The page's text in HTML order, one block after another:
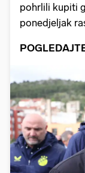
pohrlili kupiti
ponedjeljak